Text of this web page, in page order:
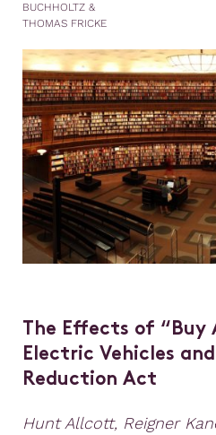
BUCHHOLTZ &
THOMAS FRICKE
The Effects of “Buy
Electric Vehicles
Reduction Act
Hunt Allcott, Reigner